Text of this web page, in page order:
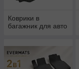
Коврики в
багажник для авто